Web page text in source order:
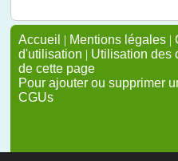
Accueil | Mentions légales |
d'utilisation | Utilisation des
de cette page
Pour ajouter ou supprimer
CGUs